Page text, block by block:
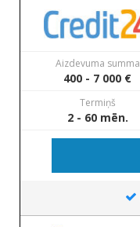
Aizdevuma summa
400 - 7 000 €
Termiņš
2 - 60 mēn.